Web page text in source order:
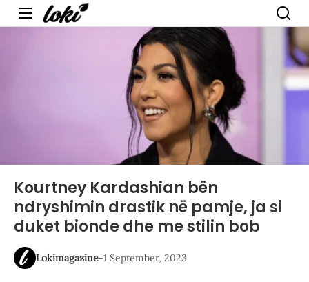
Menu
Kourtney Kardashian bën
ndryshimin drastik në pamje, ja si
duket bionde dhe me stilin bob
Lokimagazine-1 September, 2023